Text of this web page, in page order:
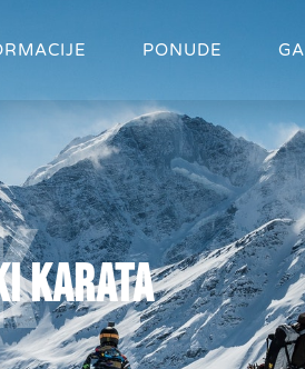
PONUDE
karata